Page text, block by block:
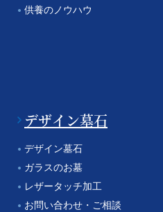
供養のノウハウ
デザイン墓石
デザイン墓石
ガラスのお墓
レザータッチ加工
お問い合わせ・ご相談